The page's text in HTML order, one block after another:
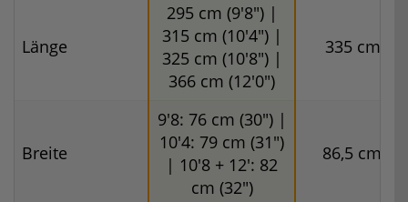
Länge
295 cm (9'8") |
315 cm (10'4") |
325 cm (10'8") |
366 cm (12'0")
335 cm
Breite
9'8: 76 cm (30") |
10'4: 79 cm (31")
| 10'8 + 12': 82
cm (32")
86,5 cm